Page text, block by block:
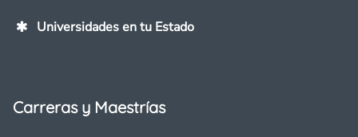
Universidades en tu Estado
Carreras y Maestrías